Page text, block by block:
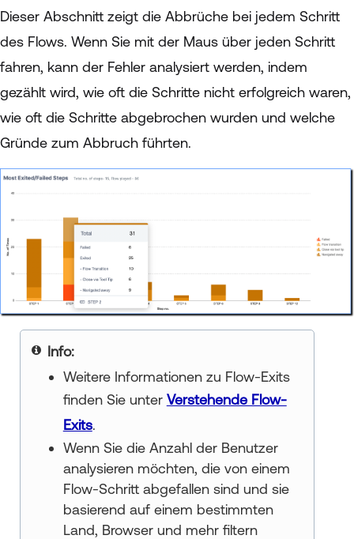
Dieser Abschnitt zeigt die Abbrüche bei jedem Schritt
des Flows. Wenn Sie mit der Maus über jeden Schritt
fahren, kann der Fehler analysiert werden, indem
gezählt wird, wie oft die Schritte nicht erfolgreich waren,
wie oft die Schritte abgebrochen wurden und welche
Gründe zum Abbruch führten.
Note
Weitere Informationen zu Flow-Exits
finden Sie unter Verstehende Flow-
Exits.
Wenn Sie die Anzahl der Benutzer
analysieren möchten, die von einem
Flow-Schritt abgefallen sind und sie
basierend auf einem bestimmten
Land, Browser und mehr filtern